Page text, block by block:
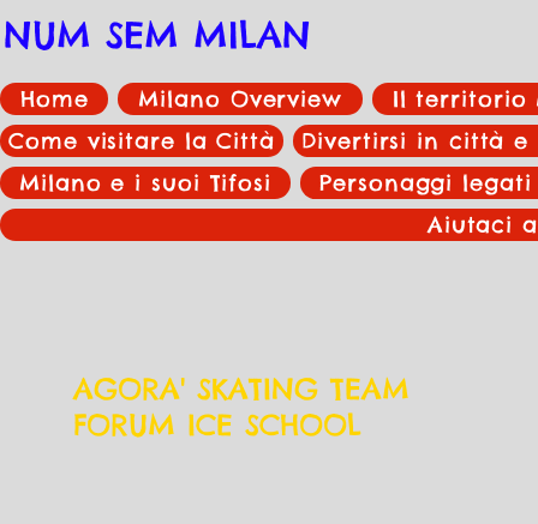
NUM SEM MILAN
Home Milano Overview
Il territorio
Come visitare la Città
Divertirsi in città
Milano e i suoi Tifosi
Personaggi
Aiutaci
AGORA' SKATING TEAM
FORUM ICE SCHOOL